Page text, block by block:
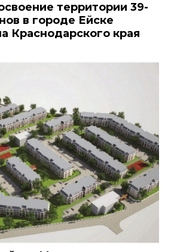
территории 39-
в городе Ейске
Краснодарского края